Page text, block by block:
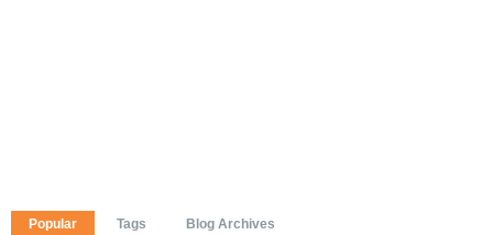
Popular Tags Blog Archives